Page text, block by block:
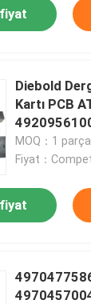
Diebold
Kartı PCB
MOQ：1 parça
Fiyat：